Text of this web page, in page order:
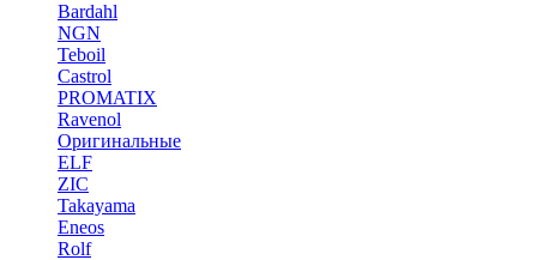
Bardahl
NGN
Teboil
Castrol
PROMATIX
Ravenol
Оригинальные
ELF
ZIC
Takayama
Eneos
Rolf